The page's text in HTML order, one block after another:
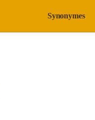
Synonymes